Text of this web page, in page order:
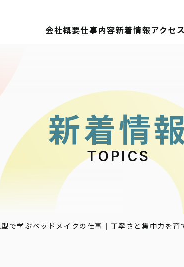
会社概要仕事内容新着情報アクセス
新着情
TOPICS
で学ぶベッドメイクの仕事｜丁寧さと集中力を育